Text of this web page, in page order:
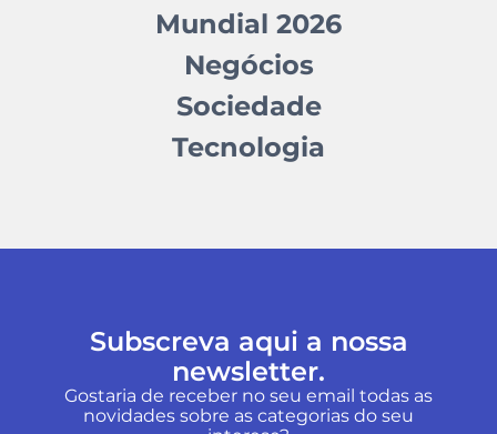
Mundial 2026
Negócios
Sociedade
Tecnologia
Subscreva aqui a nossa
newsletter.
Gostaria de receber no seu email todas as
novidades sobre as categorias do seu